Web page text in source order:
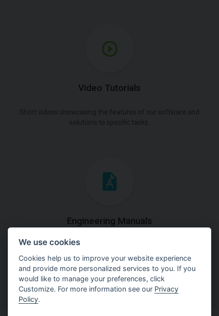
Video Tutorials
Engineering Manuals
Step by steps guides on how
to solve a specific tasks.
We use cookies
Cookies help us to improve your website experience
and provide more personalized services to you. If you
would like to manage your preferences, click
Customize. For more information see our Privacy
Policy.